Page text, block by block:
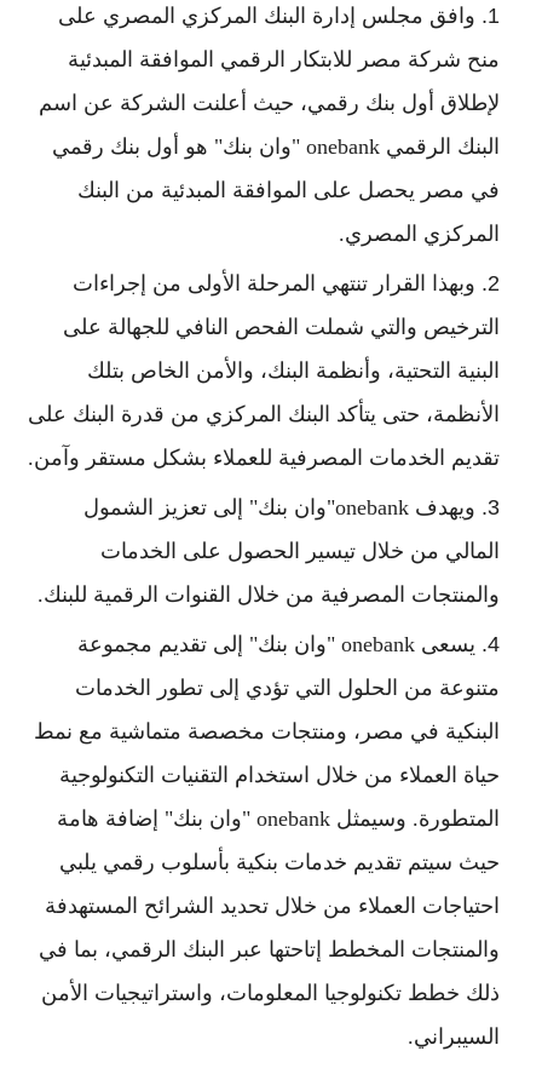
وافق مجلس إدارة البنك المركزي المصري على
منح شركة مصر للابتكار الرقمي الموافقة المبدئية
لإطلاق أول بنك رقمي، حيث أعلنت الشركة عن اسم
البنك الرقمي onebank "وان بنك" هو أول بنك رقمي
في مصر يحصل على الموافقة المبدئية من البنك
المركزي المصري.
وبهذا القرار تنتهي المرحلة الأولى من إجراءات
الترخيص والتي شملت الفحص النافي للجهالة على
البنية التحتية، وأنظمة البنك، والأمن الخاص بتلك
الأنظمة، حتى يتأكد البنك المركزي من قدرة البنك على
تقديم الخدمات المصرفية للعملاء بشكل مستقر وآمن.
ويهدف onebank"وان بنك" إلى تعزيز الشمول
المالي من خلال تيسير الحصول على الخدمات
والمنتجات المصرفية من خلال القنوات الرقمية للبنك.
يسعى onebank "وان بنك" إلى تقديم مجموعة
متنوعة من الحلول التي تؤدي إلى تطور الخدمات
البنكية في مصر، ومنتجات مخصصة متماشية مع نمط
حياة العملاء من خلال استخدام التقنيات التكنولوجية
المتطورة. وسيمثل onebank "وان بنك" إضافة هامة
حيث سيتم تقديم خدمات بنكية بأسلوب رقمي يلبي
احتياجات العملاء من خلال تحديد الشرائح المستهدفة
والمنتجات المخطط إتاحتها عبر البنك الرقمي، بما في
ذلك خطط تكنولوجيا المعلومات، واستراتيجيات الأمن
السيبراني.